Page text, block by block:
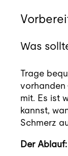
Was
Trage
vorhanden
mit. Es ist
kannst,
Schmerz
Der Ablauf: